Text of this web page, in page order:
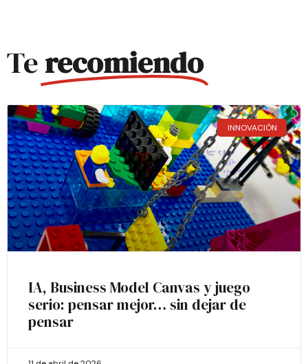
Terecomiendo
INNOVACIÓN
IA, Business Model Canvas y juego
serio: pensar mejor… sin dejar de
pensar